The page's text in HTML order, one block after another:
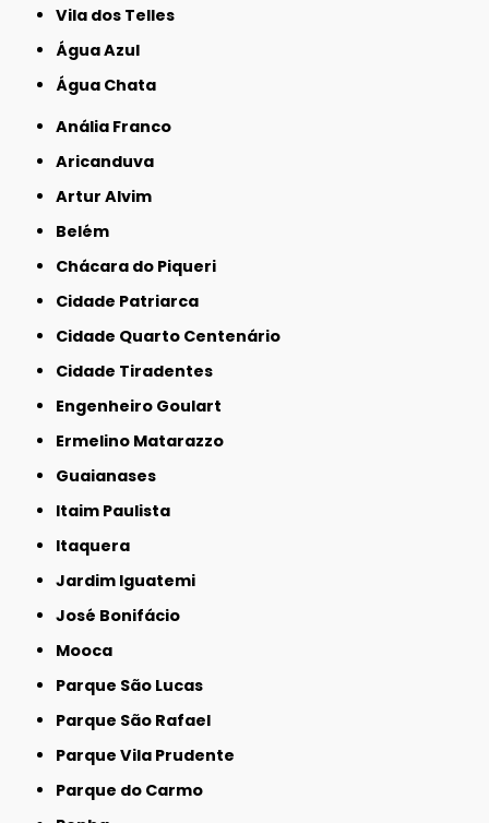
Vila dos Telles
Água Azul
Água Chata
Anália Franco
Aricanduva
Artur Alvim
Belém
Chácara do Piqueri
Cidade Patriarca
Cidade Quarto Centenário
Cidade Tiradentes
Engenheiro Goulart
Ermelino Matarazzo
Guaianases
Itaim Paulista
Itaquera
Jardim Iguatemi
José Bonifácio
Mooca
Parque São Lucas
Parque São Rafael
Parque Vila Prudente
Parque do Carmo